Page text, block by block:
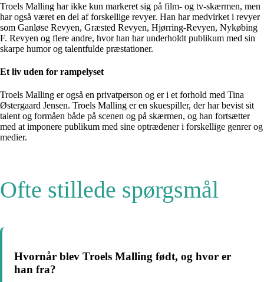
Troels Malling har ikke kun markeret sig på film- og tv-skærmen, men
har også været en del af forskellige revyer. Han har medvirket i revyer
som Ganløse Revyen, Græsted Revyen, Hjørring-Revyen, Nykøbing
F. Revyen og flere andre, hvor han har underholdt publikum med sin
skarpe humor og talentfulde præstationer.
Et liv uden for rampelyset
Troels Malling er også en privatperson og er i et forhold med Tina
Østergaard Jensen. Troels Malling er en skuespiller, der har bevist sit
talent og formåen både på scenen og på skærmen, og han fortsætter
med at imponere publikum med sine optrædener i forskellige genrer og
medier.
Ofte stillede spørgsmål
Hvornår blev Troels Malling født, og hvor er
han fra?